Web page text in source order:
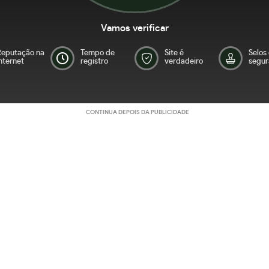
Vamos verificar
na
Tempo de
registro
Site é
verdadeiro
Selos
CONTINUA DEPOIS DA PUBLICIDADE